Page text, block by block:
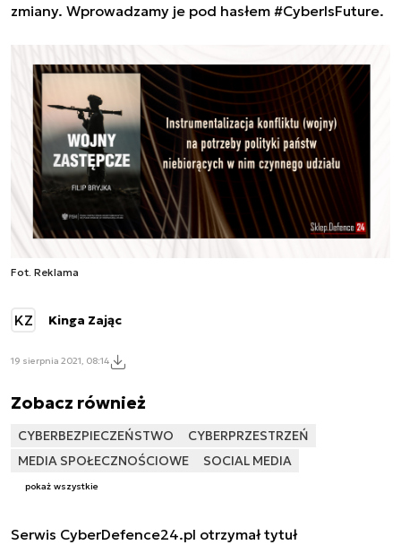
zmiany. Wprowadzamy je pod hasłem #CyberIsFuture.
Fot. Reklama
KZ Kinga Zając
19 sierpnia 2021, 08:14
Zobacz również
CYBERBEZPIECZEŃSTWO
CYBERPRZESTRZEŃ
MEDIA SPOŁECZNOŚCIOWE
SOCIAL MEDIA
pokaż wszystkie
Serwis CyberDefence24.pl otrzymał tytuł